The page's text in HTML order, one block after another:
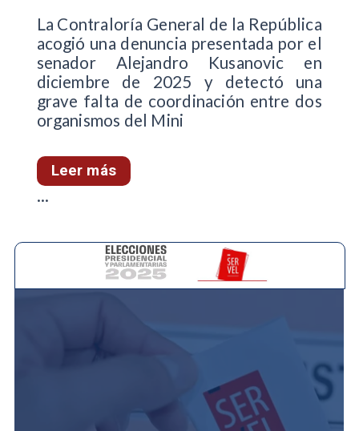
La Contraloría General de la República
acogió una denuncia presentada por el
senador Alejandro Kusanovic en
diciembre de 2025 y detectó una
grave falta de coordinación entre dos
organismos del Mini
Leer más
...